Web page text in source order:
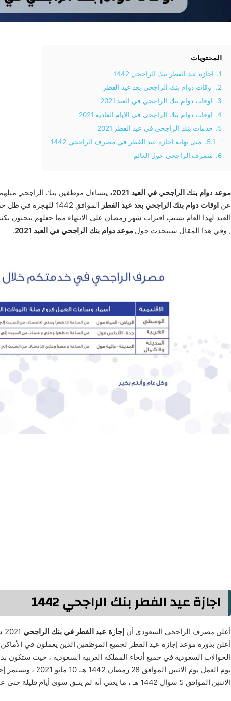
المحتويات
1.
اجازة عيد الفطر بنك الراجحي 1442
2.
اوقات دوام بنك الراجحي بعد عيد الفطر
3.
اوقات دوام بنك الراجحي في العيد 2021
4.
اوقات دوام بنك الراجحي في الايام العادية 2021
5.
خدمات بنك الراجحي في عيد الفطر 2021
5.1.
متى نهاية اجازة عيد الفطر في مصرف الراجحي 1442
6.
مصرف الراجحي حول العالم
موعد دوام بنك الراجحي في العيد 2021،
يتساءل موظفين بنك الراجحي
عن اوقات دوام بنك الراجحي بعد عيد الفطر
الموافق 1442
العيد لهدا العام بسبب اقتراب شهر رمضان على الانتهاء مما جعلهم يبحتون
, وفي هذا المقال سنتحدث حول موعد دوام بنك الراجحي في العيد 2021 .
اجازة عيد الفطر بنك الراجحي 1442
أعلن مصرف الراجحي السعودي أن إجازة عيد الفطر في بنك الراجحي
أعلن بدوره موعد إجازة عيد الفطر لجميع الموظفين الذين يعملون في الأماكن
الحوالات السعودية في جميع أنحاء المملكة العربية السعودية ، حيث ستكون
يوم العمل يوم الاثنين
الاثنين الموافق 5 شوال 1442 هـ ، ما يعني أنه لم يتبق سوى أيام قليلة حتى عيد الفطر.